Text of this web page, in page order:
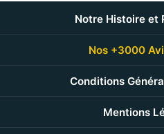
Notre Histoire et
Nos +3000
Conditions
Mentions